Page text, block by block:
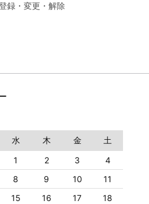
録・変更・解除
水 木 金
土
1
2 3
4
8 9 10
11
15 16 17
18